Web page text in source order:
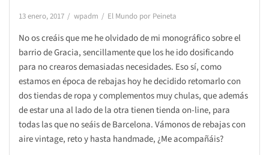
13 enero, 2017 wpadm El Mundo por Peineta
No os creáis que me he olvidado de mi monográfico sobre el
barrio de Gracia, sencillamente que los he ido dosificando
para no crearos demasiadas necesidades. Eso sí, como
estamos en época de rebajas hoy he decidido retomarlo con
dos tiendas de ropa y complementos muy chulas, que además
de estar una al lado de la otra tienen tienda on-line, para
todas las que no seáis de Barcelona. Vámonos de rebajas con
aire vintage, reto y hasta handmade, ¿Me acompañáis?